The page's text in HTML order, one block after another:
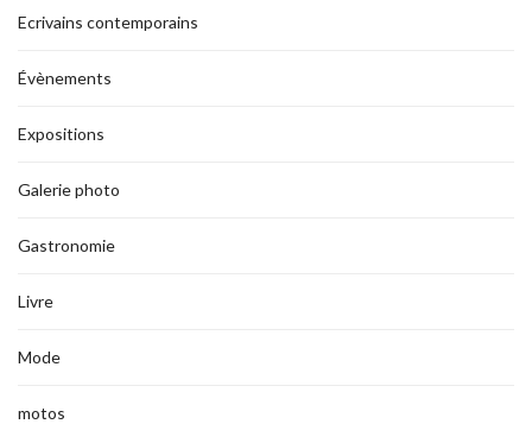
Ecrivains contemporains
Évènements
Expositions
Galerie photo
Gastronomie
Livre
Mode
motos